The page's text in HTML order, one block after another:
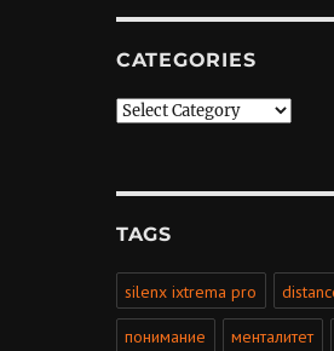
CATEGORIES
Categories
TAGS
silenx ixtrema pro
понимание менталитет